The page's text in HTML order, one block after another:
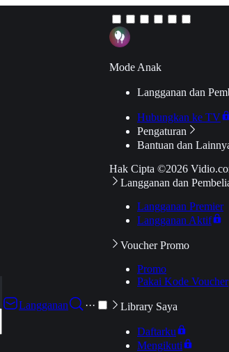
Langganan
···
Mode Anak
Langganan dan
Hubungkan ke TV
Pengaturan
Bantuan dan
Hak Cipta ©2026
Langganan dan
Langganan Premier
Langganan Aktif
Voucher Promo
Promo
Pakai Kode Voucher
Library Saya
Daftarku
Mengikuti